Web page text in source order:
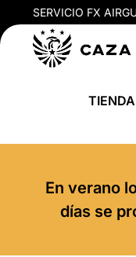
SERVICIO FX
TIENDA
En verano
días se